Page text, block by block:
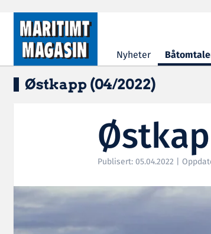
Hopp til hovedinnhold
Nyheter
Østkapp (04/2022)
Publisert: 05.04.2022 |